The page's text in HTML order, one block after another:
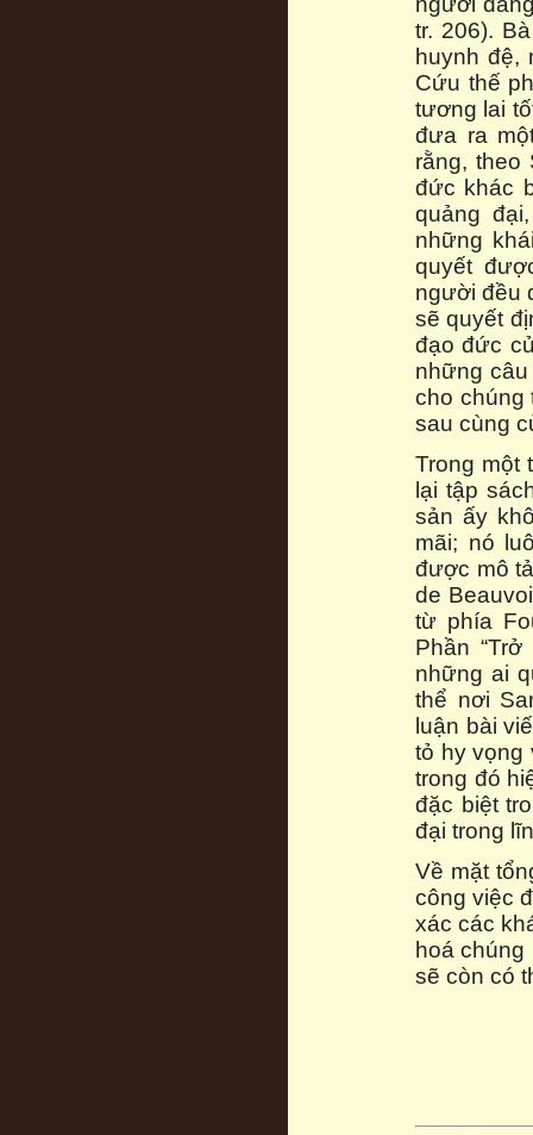
tr. 206).
huynh đệ,
Cứu thế
tương lai
đưa ra
rằng, theo
đức khác
quảng
những
quyết
người đều
sẽ quyết
đạo đức
những
cho chúng
sau cùng
Trong một
lại tập
sản ấy
mãi; nó
được mô
de
từ phía
Phần
những ai
thể nơi
luận bài
tỏ hy vọng
trong đó
đặc biệt
đại trong
Về mặt
công việc
xác các
hoá
sẽ còn có